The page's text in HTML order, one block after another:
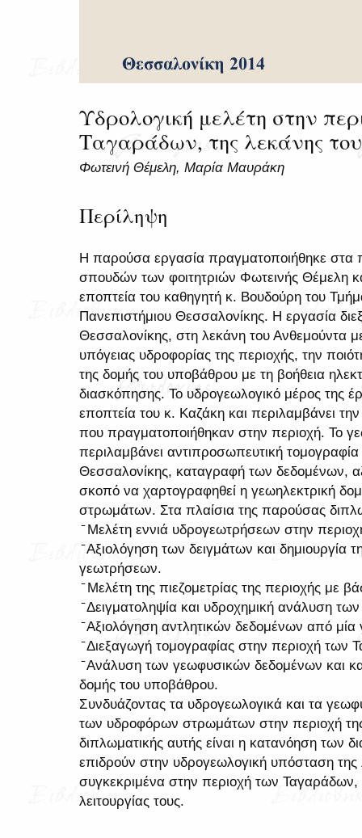
Υδρολογική μελέτη στην
Ταγαράδων, της λεκάνης
Φωτεινή Θέμελη, Μαρία Μαυράκη
Περίληψη
Η παρούσα εργασία πραγματοποιήθηκε στα
σπουδών των φοιτητριών Φωτεινής Θέμελη
εποπτεία του καθηγητή κ. Βουδούρη του
Πανεπιστήμιου Θεσσαλονίκης. Η εργασία
Θεσσαλονίκης, στη λεκάνη του Ανθεμούντα με
υπόγειας υδροφορίας της περιοχής, την
της δομής του υποβάθρου με τη βοήθεια
διασκόπησης. Το υδρογεωλογικό μέρος της
εποπτεία του κ. Καζάκη και περιλαμβάνει
που πραγματοποιήθηκαν στην περιοχή. Το
περιλαμβάνει αντιπροσωπευτική
Θεσσαλονίκης, καταγραφή των δεδομένων,
σκοπό να χαρτογραφηθεί η γεωηλεκτρική
στρωμάτων. Στα πλαίσια της παρούσας
Μελέτη εννιά υδρογεωτρήσεων στην
Αξιολόγηση των δειγμάτων και δημιουργία
γεωτρήσεων.
Μελέτη της πιεζομετρίας της περιοχής με
Δειγματοληψία και υδροχημική ανάλυση
Αξιολόγηση αντλητικών δεδομένων από
Διεξαγωγή τομογραφίας στην περιοχή των
Ανάλυση των γεωφυσικών δεδομένων και
δομής του υποβάθρου.
Συνδυάζοντας τα υδρογεωλογικά και τα
των υδροφόρων στρωμάτων στην περιοχή
διπλωματικής αυτής είναι η κατανόηση των
επιδρούν στην υδρογεωλογική υπόσταση της
συγκεκριμένα στην περιοχή των
λειτουργίας τους.